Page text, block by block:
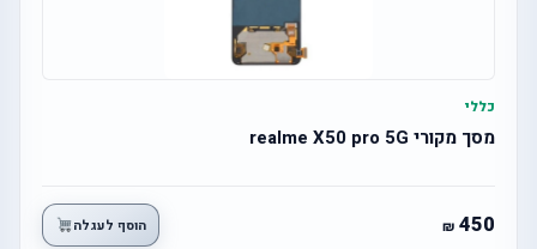
כללי
מסך מקורי realme X50 pro 5G
450 הוסף לעגלה